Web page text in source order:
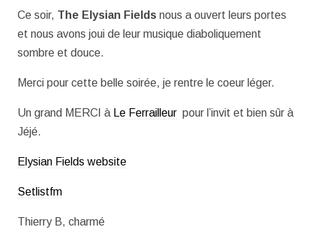
Ce soir, The Elysian Fields nous a ouvert leurs portes
et nous avons joui de leur musique diaboliquement
sombre et douce.
Merci pour cette belle soirée, je rentre le coeur léger.
Un grand MERCI à Le Ferrailleur pour l’invit et bien sûr à
Jéjé.
Elysian Fields website
Setlistfm
Thierry B, charmé